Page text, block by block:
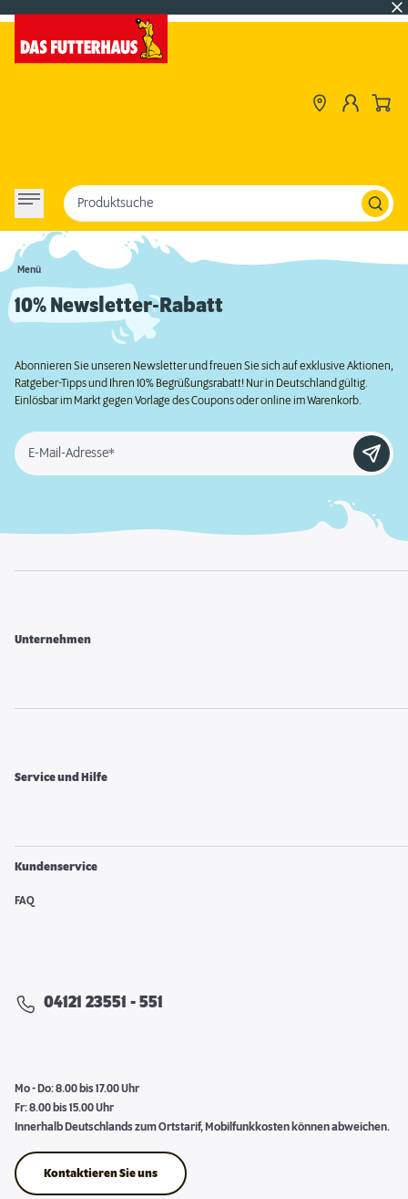
Menü
Produktsuche
10% Newsletter-Rabatt
Abonnieren Sie unseren Newsletter und freuen Sie sich auf exklusive Aktionen,
Ratgeber-Tipps und Ihren 10% Begrüßungsrabatt! Nur in Deutschland gültig.
Einlösbar im Markt gegen Vorlage des Coupons oder online im Warenkorb.
E-Mail-Adresse*
Unternehmen
Service und Hilfe
Kundenservice
FAQ
04121 23551 - 551
Mo - Do: 8.00 bis 17.00 Uhr
Fr: 8.00 bis 15.00 Uhr
Innerhalb Deutschlands zum Ortstarif, Mobilfunkkosten können abweichen.
Kontaktieren Sie uns